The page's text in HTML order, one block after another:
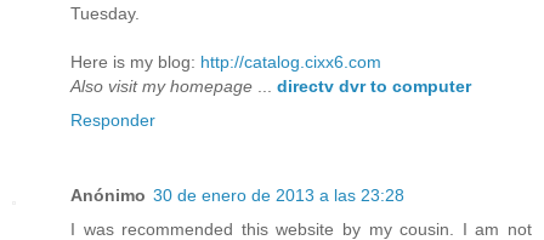
Tuesday.
Here is my blog: http://catalog.cixx6.com
Also visit my homepage
directv dvr to computer
Responder
Anónimo 30 de enero de 2013 a las 23:28
I was recommended this website by my cousin. I am not